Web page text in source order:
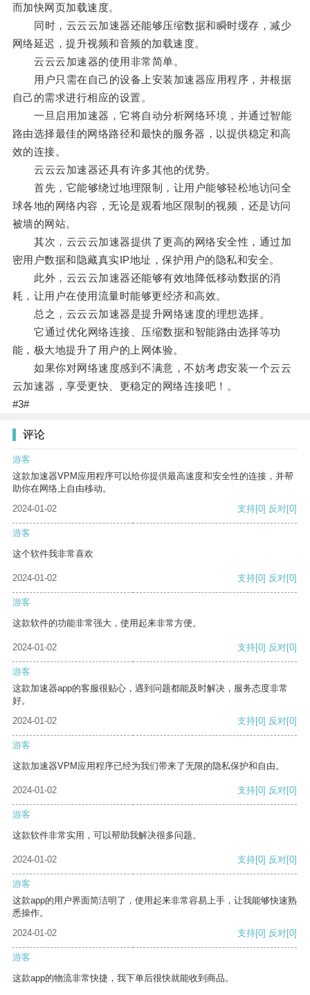
而加快网页加载速度。
同时，云云云加速器还能够压缩数据和瞬时缓存，减少
网络延迟，提升视频和音频的加载速度。
云云云加速器的使用非常简单。
用户只需在自己的设备上安装加速器应用程序，并根据
自己的需求进行相应的设置。
一旦启用加速器，它将自动分析网络环境，并通过智能
路由选择最佳的网络路径和最快的服务器，以提供稳定和高
效的连接。
云云云加速器还具有许多其他的优势。
首先，它能够绕过地理限制，让用户能够轻松地访问全
球各地的网络内容，无论是观看地区限制的视频，还是访问
被墙的网站。
其次，云云云加速器提供了更高的网络安全性，通过加
密用户数据和隐藏真实IP地址，保护用户的隐私和安全。
此外，云云云加速器还能够有效地降低移动数据的消
耗，让用户在使用流量时能够更经济和高效。
总之，云云云加速器是提升网络速度的理想选择。
它通过优化网络连接、压缩数据和智能路由选择等功
能，极大地提升了用户的上网体验。
如果你对网络速度感到不满意，不妨考虑安装一个云云
云加速器，享受更快、更稳定的网络连接吧！。
#3#
评论
游客
这款加速器VPM应用程序可以给你提供最高速度和安全性的连接，并帮
助你在网络上自由移动。
2024-01-02
支持[0] 反对[0]
游客
这个软件我非常喜欢
2024-01-02 支持[0] 反对[0]
游客
这款软件的功能非常强大，使用起来非常方便。
2024-01-02 支持[0] 反对[0]
游客
这款加速器app的客服很贴心，遇到问题都能及时解决，服务态度非常
好。
2024-01-02
支持[0] 反对[0]
游客
这款加速器VPM应用程序已经为我们带来了无限的隐私保护和自由。
2024-01-02 支持[0] 反对[0]
游客
这款软件非常实用，可以帮助我解决很多问题。
2024-01-02 支持[0] 反对[0]
游客
这款app的用户界面简洁明了，使用起来非常容易上手，让我能够快速熟
悉操作。
2024-01-02
支持[0] 反对[0]
游客
这款app的物流非常快捷，我下单后很快就能收到商品。